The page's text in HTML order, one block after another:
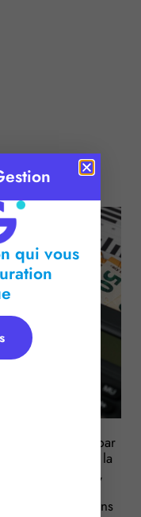
2026
proposées par
de la
des carburants,
du
Des simplifications
qui vous